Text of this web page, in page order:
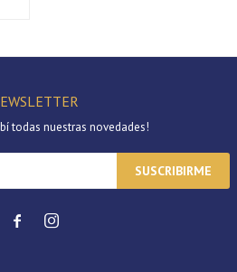
todas nuestras novedades!
SUSCRIBIRME
 